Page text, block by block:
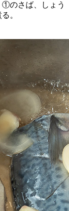
①のさば、しょう
。